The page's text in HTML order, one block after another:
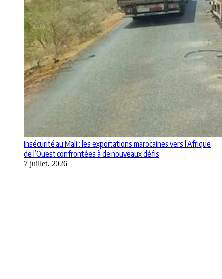
Insécurité au Mali : les exportations marocaines vers l’Afrique
de l’Ouest confrontées à de nouveaux défis
7 juillet، 2026